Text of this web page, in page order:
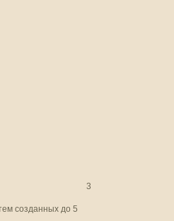
3
созданных до 5